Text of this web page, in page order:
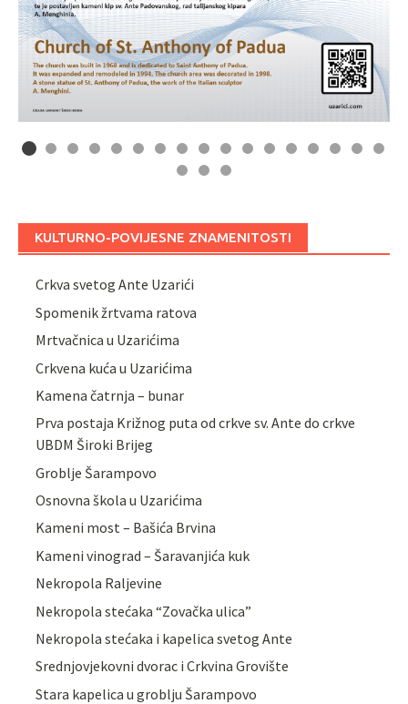
KULTURNO-POVIJESNE ZNAMENITOSTI
Crkva svetog Ante Uzarići
Spomenik žrtvama ratova
Mrtvačnica u Uzarićima
Crkvena kuća u Uzarićima
Kamena čatrnja – bunar
Prva postaja Križnog puta od crkve sv. Ante do crkve
UBDM Široki Brijeg
Groblje Šarampovo
Osnovna škola u Uzarićima
Kameni most – Bašića Brvina
Kameni vinograd – Šaravanjića kuk
Nekropola Raljevine
Nekropola stećaka “Zovačka ulica”
Nekropola stećaka i kapelica svetog Ante
Srednjovjekovni dvorac i Crkvina Grovište
Stara kapelica u groblju Šarampovo